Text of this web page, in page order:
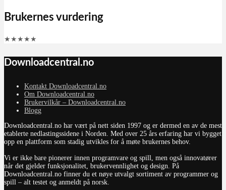
Brukernes vurdering
★ ★ ★ ★ ★
Downloadcentral.no
Kontakt Downloadcentral.no
Om Downloadcentral.no
Brukervilkår – Downloadcentral.no
Blogg
Downloadcentral.no har vært på nett siden 1997 og er dermed en av de mest
etablerte nedlastingssidene i Norden. Med over 25 års erfaring har vi bygget
opp en plattform som stadig utvikles for å møte brukernes behov.
Vi er ikke bare pionerer innen programvare og spill, men også innovatører
når det gjelder funksjonalitet, brukervennlighet og design. På
Downloadcentral.no finner du et nøye utvalgt sortiment av programmer og
spill – alt testet og anmeldt på norsk.